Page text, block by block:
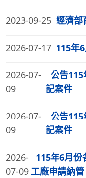
2023-09-25 經濟部
2026-07-17 115年
2026-07-
09
公告115
記案件
2026-07-
09
公告115
記案件
2026-
07-09
115年6月份
工廠申請納